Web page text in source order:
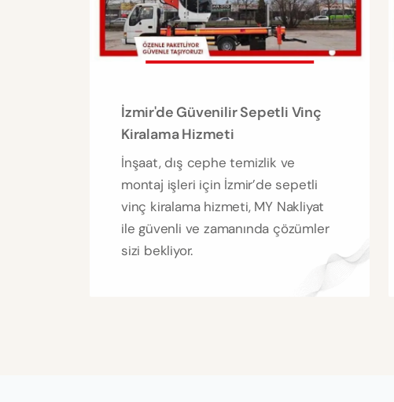
İzmir'de Güvenilir Sepetli Vinç
Kiralama Hizmeti
İnşaat, dış cephe temizlik ve
montaj işleri için İzmir’de sepetli
vinç kiralama hizmeti, MY Nakliyat
ile güvenli ve zamanında çözümler
sizi bekliyor.